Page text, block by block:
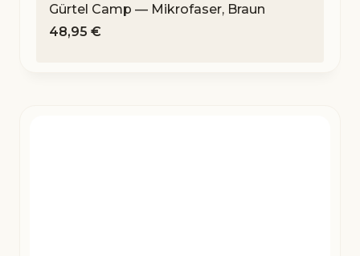
Gürtel Camp — Mikrofaser, Braun
48,95 €